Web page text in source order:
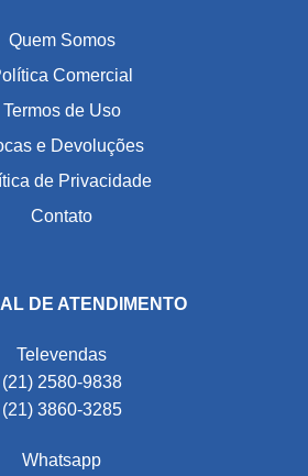
Quem Somos
Comercial
Termos de Uso
e Devoluções
de Privacidade
Contato
DE ATENDIMENTO
Televendas
(21) 2580-9838
(21) 3860-3285
Whatsapp